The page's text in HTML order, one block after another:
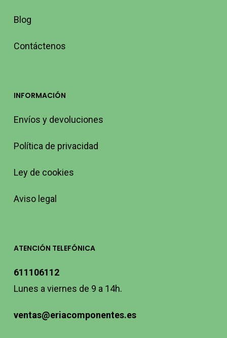
Blog
Contáctenos
INFORMACIÓN
Envíos y devoluciones
Política de privacidad
Ley de cookies
Aviso legal
ATENCIÓN TELEFÓNICA
611106112
Lunes a viernes de 9 a 14h.
ventas@eriacomponentes.es